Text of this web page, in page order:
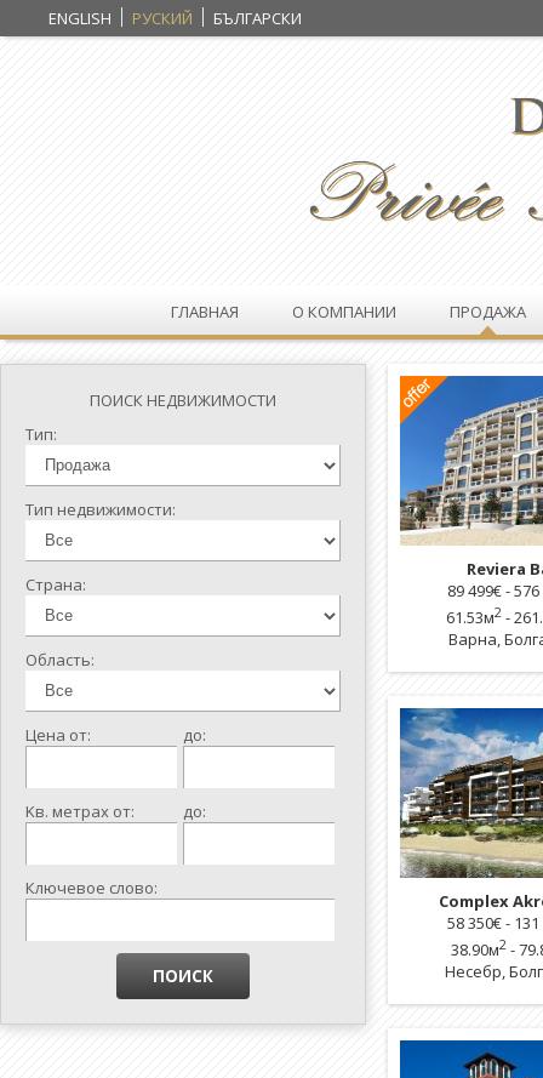
ENGLISH РУСКИЙ БЪЛГАРСКИ
ГЛАВНАЯ О КОМПАНИИ ПРОДАЖА
ПОИСК НЕДВИЖИМОСТИ
Тип:
Тип недвижимости:
Страна:
Область:
Цена от: до:
Kв. метрах от: до:
Ключевое слово:
Reviera
89 499€ -
61.53м2 -
Варна,
Complex
58 350€ -
38.90м2 -
Несебр,